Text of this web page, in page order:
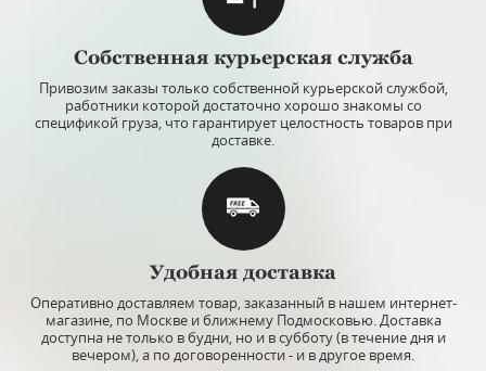
Собственная курьерская служба
Привозим заказы только собственной курьерской службой,
работники которой достаточно хорошо знакомы со
спецификой груза, что гарантирует целостность товаров при
доставке.
Удобная доставка
Оперативно доставляем товар, заказанный в нашем интернет-
магазине, по Москве и ближнему Подмосковью. Доставка
доступна не только в будни, но и в субботу (в течение дня и
вечером), а по договоренности - и в другое время.